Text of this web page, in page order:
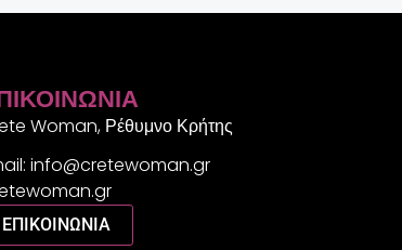
Woman, Ρέθυμνο Κρήτης
info@cretewoman.gr
ΕΠΙΚΟΙΝΩΝΙΑ